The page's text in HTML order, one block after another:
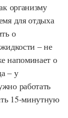
организму
для отдыха
о
– не
напоминает о
– у
работать
15-минутную